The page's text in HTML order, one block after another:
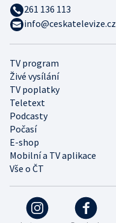
TV program
Živé vysílání
TV poplatky
Teletext
Podcasty
Počasí
E-shop
Mobilní a TV aplikace
Vše o ČT
261 136 113
info@ceskatelevize.cz